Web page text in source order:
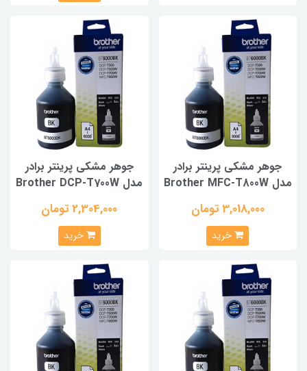
جوهر مشکی پرینتر برادر
مدل Brother MFC-T800W
3,018,000 تومان
خرید
جوهر مشکی پرینتر برادر
مدل Brother DCP-T700W
2,304,000 تومان
خرید